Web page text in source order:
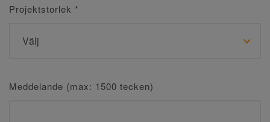
Projektstorlek *
Meddelande (max: 1500 tecken)